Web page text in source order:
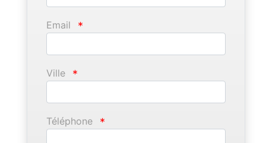
Email *
Ville *
Téléphone *